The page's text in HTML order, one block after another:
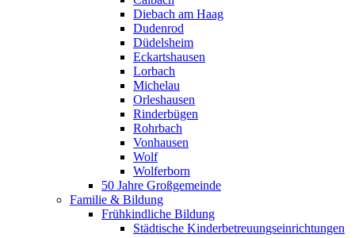
Diebach am Haag
Dudenrod
Düdelsheim
Eckartshausen
Lorbach
Michelau
Orleshausen
Rinderbügen
Rohrbach
Vonhausen
Wolf
Wolferborn
50 Jahre Großgemeinde
Familie & Bildung
Frühkindliche Bildung
Städtische Kinderbetreuungseinrichtungen